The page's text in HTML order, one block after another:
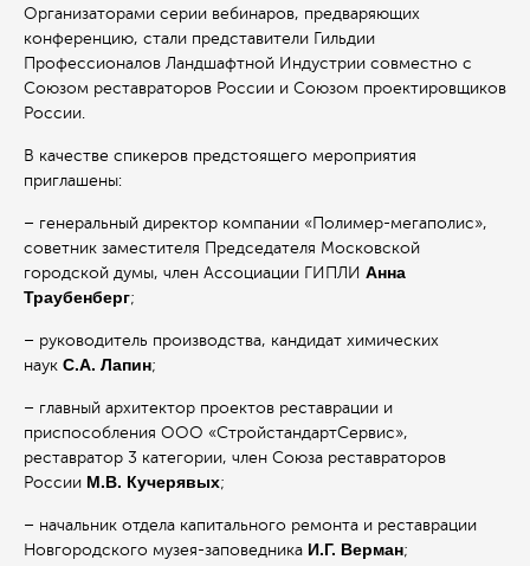
Организаторами серии вебинаров, предваряющих
конференцию, стали представители Гильдии
Профессионалов Ландшафтной Индустрии совместно с
Союзом реставраторов России и Союзом проектировщиков
России.
В качестве спикеров предстоящего мероприятия
приглашены:
– генеральный директор компании «Полимер-мегаполис»,
советник заместителя Председателя Московской
городской думы, член Ассоциации ГИПЛИ Анна
Траубенберг;
– руководитель производства, кандидат химических
наук С.А. Лапин;
– главный архитектор проектов реставрации и
приспособления ООО «СтройстандартСервис»,
реставратор 3 категории, член Союза реставраторов
России М.В. Кучерявых;
– начальник отдела капитального ремонта и реставрации
Новгородского музея-заповедника И.Г. Верман;